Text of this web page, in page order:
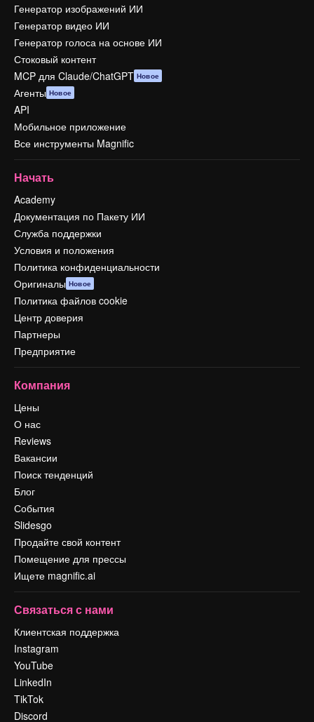
Генератор изображений ИИ
Генератор видео ИИ
Генератор голоса на основе ИИ
Стоковый контент
MCP для Claude/ChatGPT Новое
Агенты Новое
API
Мобильное приложение
Все инструменты Magnific
Начать
Academy
Документация по Пакету ИИ
Служба поддержки
Условия и положения
Политика конфиденциальности
Оригиналы Новое
Политика файлов cookie
Центр доверия
Партнеры
Предприятие
Компания
Цены
О нас
Reviews
Вакансии
Поиск тенденций
Блог
События
Slidesgo
Продайте свой контент
Помещение для прессы
Ищете magnific.ai
Связаться с нами
Клиентская поддержка
Instagram
YouTube
LinkedIn
TikTok
Discord